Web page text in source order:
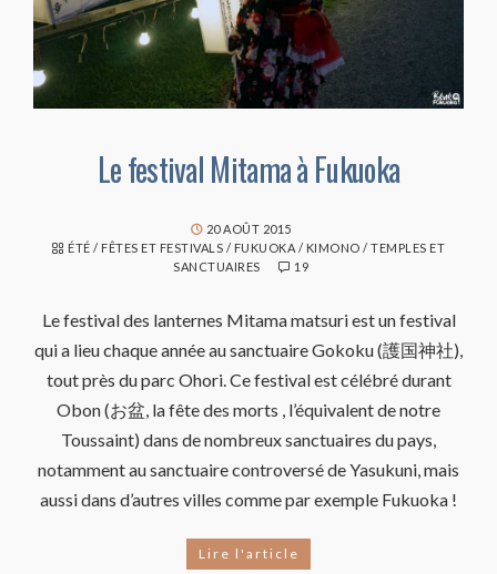
Le festival Mitama à Fukuoka
20 AOÛT 2015
ÉTÉ / FÊTES ET FESTIVALS / FUKUOKA / KIMONO / TEMPLES ET
SANCTUAIRES
19
Le festival des lanternes Mitama matsuri est un festival
qui a lieu chaque année au sanctuaire Gokoku (護国神社),
tout près du parc Ohori. Ce festival est célébré durant
Obon (お盆, la fête des morts , l’équivalent de notre
Toussaint) dans de nombreux sanctuaires du pays,
notamment au sanctuaire controversé de Yasukuni, mais
aussi dans d’autres villes comme par exemple Fukuoka !
Lire l'article